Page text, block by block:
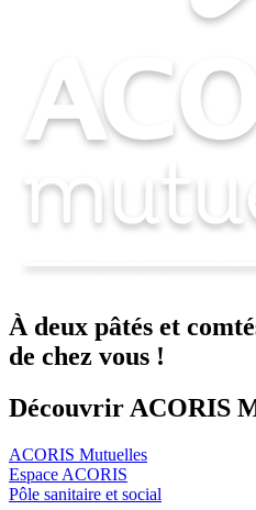
À deux pâtés et
de chez vous !
Découvrir ACORIS
ACORIS Mutuelles
Espace ACORIS
Pôle sanitaire et social